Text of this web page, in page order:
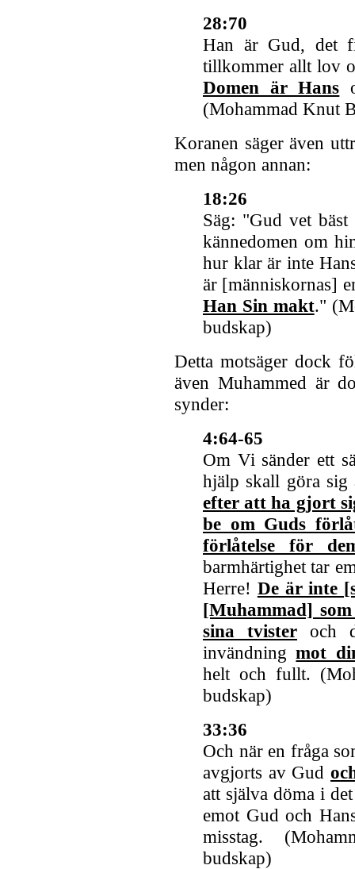
28:70
Han är Gud, det
tillkommer allt lov
Domen är Hans
(Mohammad Knut
Koranen säger även
men någon annan:
18:26
Säg: "Gud vet
kännedomen om
hur klar är inte
är [människornas]
Han Sin makt."
budskap)
Detta motsäger dock
även Muhammed är
synder:
4:64-65
Om Vi sänder ett
hjälp skall göra
efter att ha gjort
be om Guds
förlåtelse för
barmhärtighet tar
Herre! De är inte
[Muhammad]
sina tvister och
invändningmot
helt och fullt.
budskap)
33:36
Och när en fråga
avgjorts av Gud
att själva döma i
emot Gud och
misstag.
budskap)